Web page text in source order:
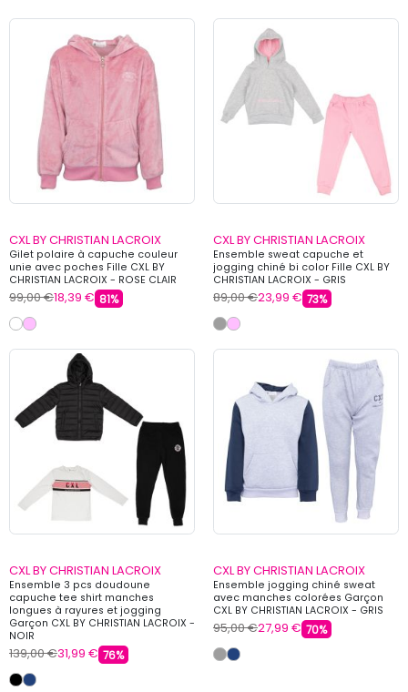
CXL BY CHRISTIAN LACROIX
Gilet polaire à capuche couleur
unie avec poches Fille CXL BY
CHRISTIAN LACROIX - ROSE CLAIR
99,00 €18,39 € 81%
CXL BY CHRISTIAN LACROIX
Ensemble sweat capuche et
jogging chiné bi color Fille CXL BY
CHRISTIAN LACROIX - GRIS
89,00 €23,99 € 73%
CXL BY CHRISTIAN LACROIX
Ensemble 3 pcs doudoune
capuche tee shirt manches
longues à rayures et jogging
Garçon CXL BY CHRISTIAN LACROIX -
NOIR
139,00 €31,99 € 76%
CXL BY CHRISTIAN LACROIX
Ensemble jogging chiné sweat
avec manches colorées Garçon
CXL BY CHRISTIAN LACROIX - GRIS
95,00 €27,99 € 70%